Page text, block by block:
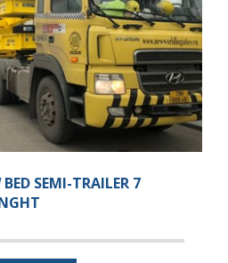
SEMI-TRAILER 7